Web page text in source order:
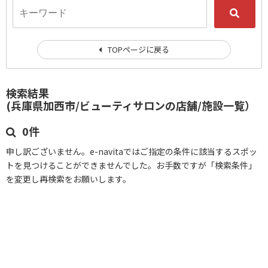
検索結果
(兵庫県加西市/ビューティサロンの店舗/施設一覧）
0件
申し訳ございません。e-navitaではご指定の条件に該当するスポッ
トを見つけることができませんでした。お手数ですが「検索条件」
を変更し再検索をお願いします。
TOPページに戻る